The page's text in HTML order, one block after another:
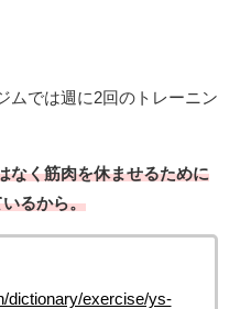
ムでは週に2回のトレーニン
なく筋肉を休ませるために
るから。
dictionary/exercise/ys-